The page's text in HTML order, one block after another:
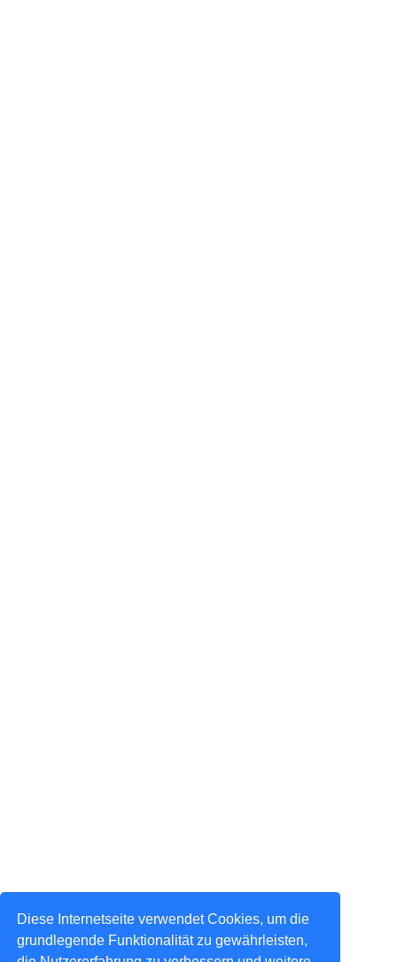
Diese Internetseite verwendet Cookies, um die
grundlegende Funktionalität zu gewährleisten,